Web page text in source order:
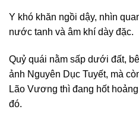
Y khó khăn ngồi dậy, nhìn
nước tanh và âm khí dày đặc.
Quỷ quái nằm sấp dưới đất,
ảnh Nguyên Dục Tuyết, mà
Lão Vương thì đang hốt
đó.